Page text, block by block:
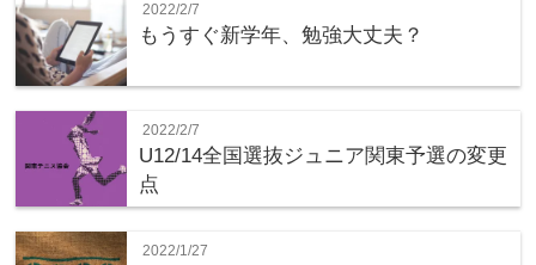
2022/2/7
もうすぐ新学年、勉強大丈夫？
2022/2/7
U12/14全国選抜ジュニア関東予選の変更
点
2022/1/27